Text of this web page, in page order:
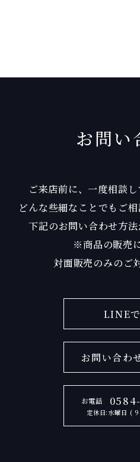
お問い
ご来店前に、一度相談し
どんな些細なことでもご相
下記のお問い合わせ方法
※商品の販売
対面販売のみのご
LINE
お問い合わ
お電話
定休日:水曜日 (